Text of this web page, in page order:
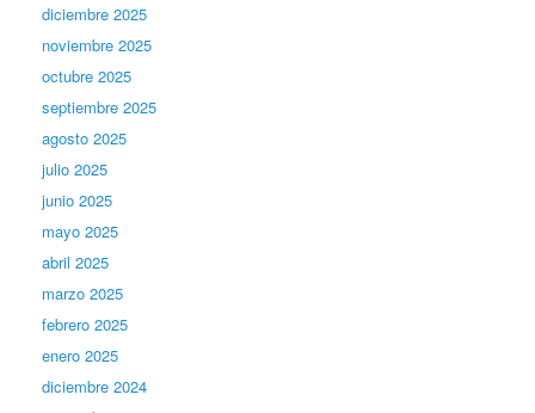
diciembre 2025
noviembre 2025
octubre 2025
septiembre 2025
agosto 2025
julio 2025
junio 2025
mayo 2025
abril 2025
marzo 2025
febrero 2025
enero 2025
diciembre 2024